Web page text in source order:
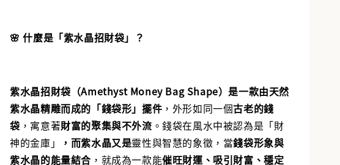
🌸 什麼是「紫水晶招財袋」？
紫水晶招財袋（Amethyst Money Bag Shape）是一款由天然
紫水晶精雕而成的「錢袋形」擺件 ，外形如同一個古老的錢
袋 ，寓意著財富的聚集與不外流 。錢袋在風水中被認為是「財
神的金庫」
， 而紫水晶又是靈性與智慧的象徵，當錢袋形象與
紫水晶的能量結合 ，就成為一款能催旺財運、吸引財富、穩定